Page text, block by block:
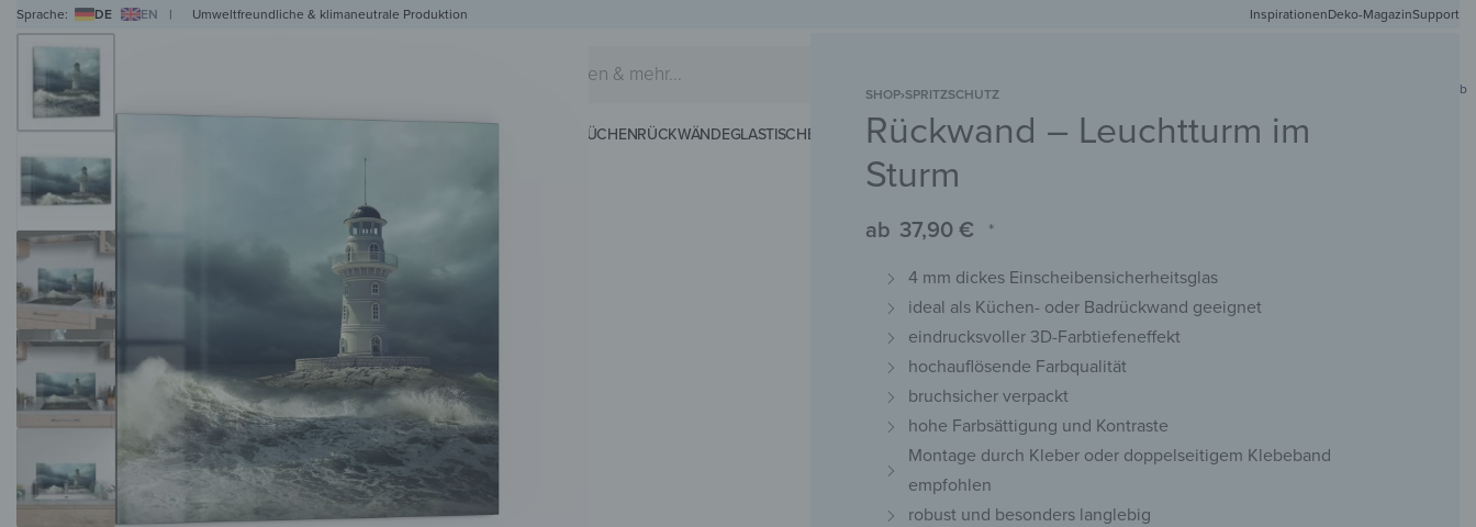
Sprache: DE EN | Umweltfreundliche & klimaneutrale Produktion InspirationenDeko-MagazinSupport
Warenkorb
WANDBILDERWANDUHREN KÜCHENRÜCKWÄNDEGLASTISCHE SCHNEIDEBRETTERMAGNETMATTENSCHLÜSSELBRETTER KREIDETAFELN
SHOP›SPRITZSCHUTZ
Rückwand – Leuchtturm im
Sturm
ab 37,90 € *
4 mm dickes Einscheibensicherheitsglas
ideal als Küchen- oder Badrückwand geeignet
eindrucksvoller 3D-Farbtiefeneffekt
hochauflösende Farbqualität
bruchsicher verpackt
hohe Farbsättigung und Kontraste
Montage durch Kleber oder doppelseitigem Klebeband
empfohlen
robust und besonders langlebig